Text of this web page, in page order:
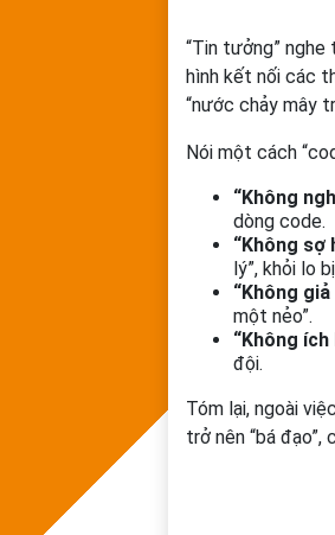
“Tin tưởng” nghe
hình kết nối các
“nước chảy mây
Nói một cách
“Không
dòng code.
“Không sợ
lý”, khỏi lo
“Không giả
một nẻo”.
“Không ích
đội.
Tóm lại, ngoài việc
trở nên “bá đạo”,